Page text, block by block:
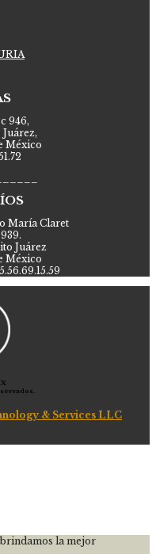
946,
México
María Claret
Juárez
México
& Services LLC
la mejor